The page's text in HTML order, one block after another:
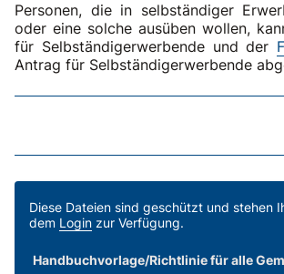
Personen, die in selbständiger
oder eine solche ausüben wollen,
für Selbständigerwerbende und der
Antrag für Selbständigerwerbende
BGE 115 V 170 f. E. 9a
SKOS-Merkblatt
Unterstützung für
SKOS-Praxisbeispiel
Diese Dateien sind geschützt und stehen
dem Login zur Verfügung.
Handbuchvorlage/Richtlinie für alle